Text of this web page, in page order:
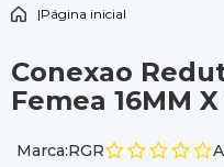
|Página inicial
Conexao
Femea 16MM
Marca:RGR